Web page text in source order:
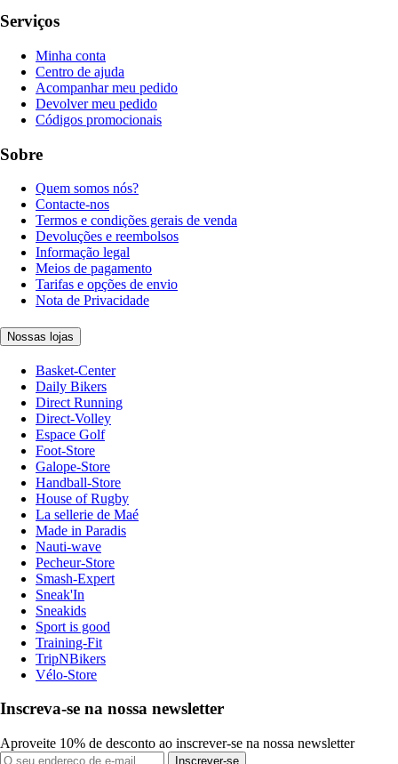
Serviços
Minha conta
Centro de ajuda
Acompanhar meu pedido
Devolver meu pedido
Códigos promocionais
Sobre
Quem somos nós?
Contacte-nos
Termos e condições gerais de venda
Devoluções e reembolsos
Informação legal
Meios de pagamento
Tarifas e opções de envio
Nota de Privacidade
Nossas lojas
Basket-Center
Daily Bikers
Direct Running
Direct-Volley
Espace Golf
Foot-Store
Galope-Store
Handball-Store
House of Rugby
La sellerie de Maé
Made in Paradis
Nauti-wave
Pecheur-Store
Smash-Expert
Sneak'In
Sneakids
Sport is good
Training-Fit
TripNBikers
Vélo-Store
Inscreva-se na nossa newsletter
Aproveite 10% de desconto ao inscrever-se na nossa newsletter
Inscrever-se